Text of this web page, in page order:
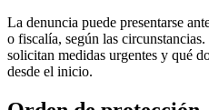
La denuncia puede presentarse
o fiscalía, según las
solicitan medidas urgentes y qué
desde el inicio.